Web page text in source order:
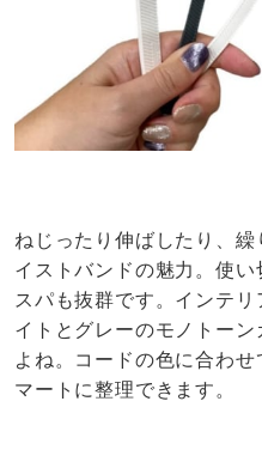
ねじったり伸ばしたり、
イストバンドの魅力。使
スパも抜群です。インテ
イトとグレーのモノトー
よね。コードの色に合わ
マートに整理できます。